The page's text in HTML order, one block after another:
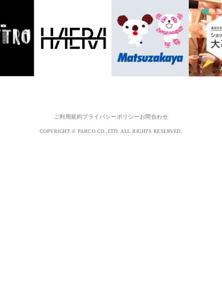
ご利用規約プライバシーポリシー お問合わせ
COPYRIGHT © PARCO.CO.,LTD. ALL RIGHTS RESERVED.